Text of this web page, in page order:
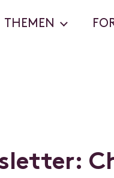
THEMEN
letter: C